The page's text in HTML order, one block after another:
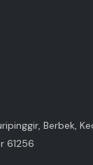
Berbek,
61256